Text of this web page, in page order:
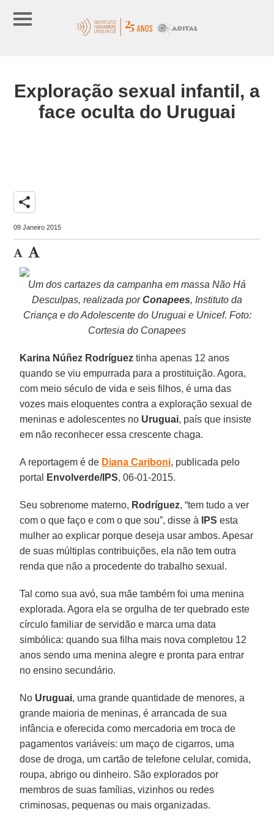
Exploração sexual infantil, a
face oculta do Uruguai
share
09 Janeiro 2015
Um dos cartazes da campanha em massa Não Há
Desculpas, realizada porConapees, Instituto da
Criança e do Adolescente do Uruguai e Unicef. Foto:
Cortesia do Conapees
Karina Núñez Rodríguez tinha apenas 12 anos
quando se viu empurrada para a prostituição. Agora,
com meio século de vida e seis filhos, é uma das
vozes mais eloquentes contra a exploração sexual de
meninas e adolescentes no Uruguai, país que insiste
em não reconhecer essa crescente chaga.
A reportagem é de Diana Cariboni, publicada pelo
portal
Envolverde/IPS, 06-01-2015.
Seu sobrenome materno, Rodríguez, “tem tudo a ver
com o que faço e com o que sou”, disse à
IPS esta
mulher ao explicar porque deseja usar ambos. Apesar
de suas múltiplas contribuições, ela não tem outra
renda que não a procedente do trabalho sexual.
Tal como sua avó, sua mãe também foi uma menina
explorada. Agora ela se orgulha de ter quebrado este
círculo familiar de servidão e marca uma data
simbólica: quando sua filha mais nova completou 12
anos sendo uma menina alegre e pronta para entrar
no ensino secundário.
No Uruguai, uma grande quantidade de menores, a
grande maioria de meninas, é arrancada de sua
infância e oferecida como mercadoria em troca de
pagamentos variáveis: um maço de cigarros, uma
dose de droga, um cartão de telefone celular, comida,
roupa, abrigo ou dinheiro. São explorados por
membros de suas famílias, vizinhos ou redes
criminosas, pequenas ou mais organizadas.